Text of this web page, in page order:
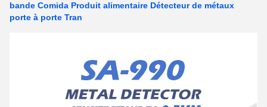
bande Comida Produit alimentaire Détecteur de métaux
porte à porte Tran